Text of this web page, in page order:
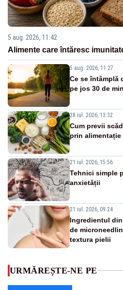
5 aug. 2026, 11:42
Alimente care întăresc
5 aug. 2026, 11:27
Ce se întâmplă
pe jos 30 de
28 iul. 2026, 13:32
Cum previi
prin alimentație
21 iul. 2026, 15:56
Tehnici simple
anxietății
21 iul. 2026, 09:24
Ingredientul
de
textura pielii
URMĂREȘTE-NE PE